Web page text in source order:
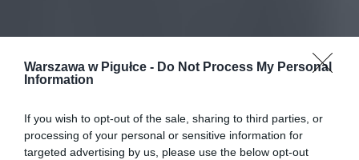
Warszawa w Pigułce - Do Not Process My Personal
Information
If you wish to opt-out of the sale, sharing to third parties, or
processing of your personal or sensitive information for
targeted advertising by us, please use the below opt-out